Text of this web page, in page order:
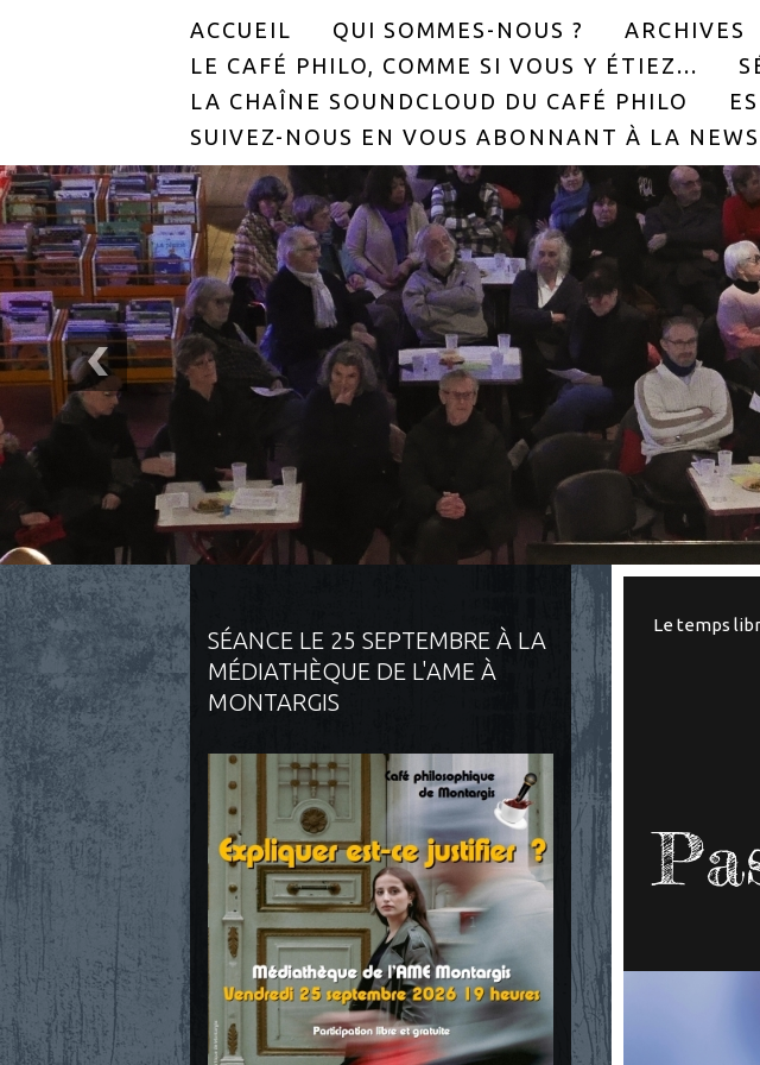
ACCUEIL QUI SOMMES-NOUS ? ARCHIVES
LE CAFÉ PHILO, COMME SI VOUS Y ÉTIEZ...
LA CHAÎNE SOUNDCLOUD DU CAFÉ PHILO
SUIVEZ-NOUS EN VOUS ABONNANT À LA
SÉANCE LE 25 SEPTEMBRE À LA
MÉDIATHÈQUE DE L'AME À
MONTARGIS
Le temps